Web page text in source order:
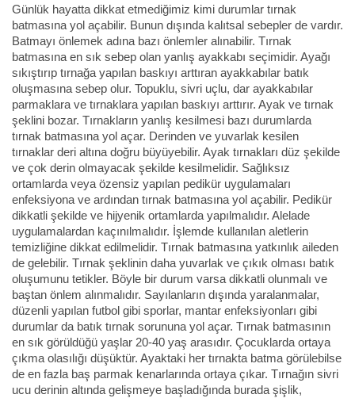
Günlük hayatta dikkat etmediğimiz kimi durumlar tırnak
batmasına yol açabilir. Bunun dışında kalıtsal sebepler de vardır.
Batmayı önlemek adına bazı önlemler alınabilir. Tırnak
batmasına en sık sebep olan yanlış ayakkabı seçimidir. Ayağı
sıkıştırıp tırnağa yapılan baskıyı arttıran ayakkabılar batık
oluşmasına sebep olur. Topuklu, sivri uçlu, dar ayakkabılar
parmaklara ve tırnaklara yapılan baskıyı arttırır. Ayak ve tırnak
şeklini bozar. Tırnakların yanlış kesilmesi bazı durumlarda
tırnak batmasına yol açar. Derinden ve yuvarlak kesilen
tırnaklar deri altına doğru büyüyebilir. Ayak tırnakları düz şekilde
ve çok derin olmayacak şekilde kesilmelidir. Sağlıksız
ortamlarda veya özensiz yapılan pedikür uygulamaları
enfeksiyona ve ardından tırnak batmasına yol açabilir. Pedikür
dikkatli şekilde ve hijyenik ortamlarda yapılmalıdır. Alelade
uygulamalardan kaçınılmalıdır. İşlemde kullanılan aletlerin
temizliğine dikkat edilmelidir. Tırnak batmasına yatkınlık aileden
de gelebilir. Tırnak şeklinin daha yuvarlak ve çıkık olması batık
oluşumunu tetikler. Böyle bir durum varsa dikkatli olunmalı ve
baştan önlem alınmalıdır. Sayılanların dışında yaralanmalar,
düzenli yapılan futbol gibi sporlar, mantar enfeksiyonları gibi
durumlar da batık tırnak sorununa yol açar. Tırnak batmasının
en sık görüldüğü yaşlar 20-40 yaş arasıdır. Çocuklarda ortaya
çıkma olasılığı düşüktür. Ayaktaki her tırnakta batma görülebilse
de en fazla baş parmak kenarlarında ortaya çıkar. Tırnağın sivri
ucu derinin altında gelişmeye başladığında burada şişlik,